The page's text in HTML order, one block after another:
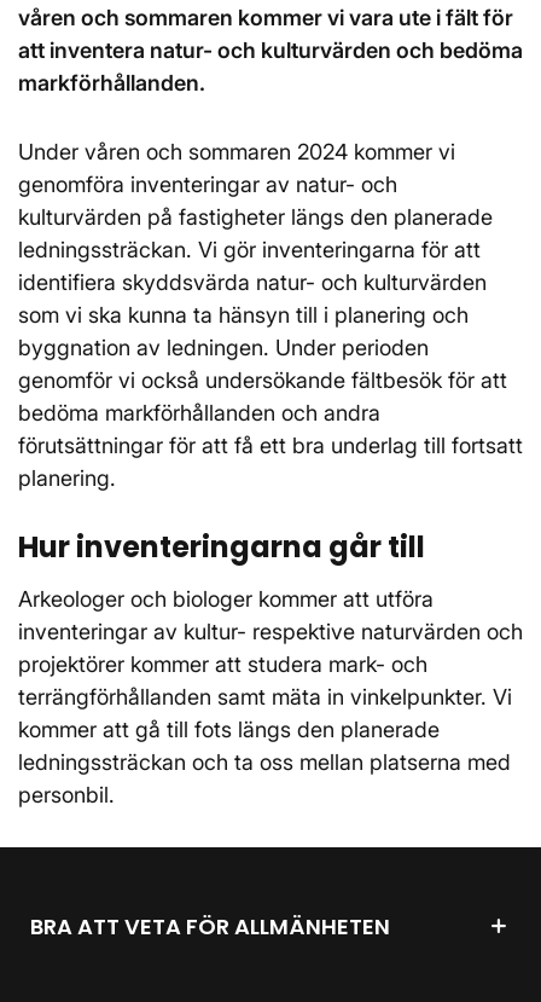
våren och sommaren kommer vi vara ute i fält för
att inventera natur- och kulturvärden och bedöma
markförhållanden.
Under våren och sommaren 2024 kommer vi
genomföra inventeringar av natur- och
kulturvärden på fastigheter längs den planerade
ledningssträckan. Vi gör inventeringarna för att
identifiera skyddsvärda natur- och kulturvärden
som vi ska kunna ta hänsyn till i planering och
byggnation av ledningen. Under perioden
genomför vi också undersökande fältbesök för att
bedöma markförhållanden och andra
förutsättningar för att få ett bra underlag till fortsatt
planering.
Hur inventeringarna går till
Arkeologer och biologer kommer att utföra
inventeringar av kultur- respektive naturvärden och
projektörer kommer att studera mark- och
terrängförhållanden samt mäta in vinkelpunkter. Vi
kommer att gå till fots längs den planerade
ledningssträckan och ta oss mellan platserna med
personbil.
BRA ATT VETA FÖR ALLMÄNHETEN